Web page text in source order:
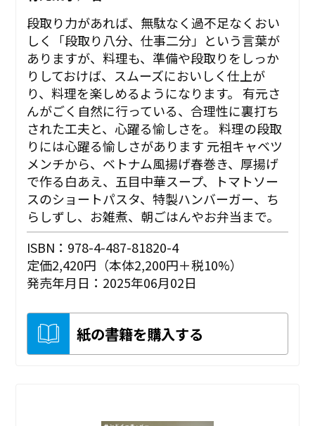
段取り力があれば、無駄なく過不足なくおい
しく「段取り八分、仕事二分」という言葉が
ありますが、料理も、準備や段取りをしっか
りしておけば、スムーズにおいしく仕上が
り、料理を楽しめるようになります。 有元さ
んがごく自然に行っている、合理性に裏打ち
された工夫と、心躍る愉しさを。 ――料理の段取
りには心躍る愉しさがあります 元祖キャベツ
メンチから、ベトナム風揚げ春巻き、厚揚げ
で作る白あえ、五目中華スープ、トマトソー
スのショートパスタ、特製ハンバーガー、ち
らしずし、お雑煮、朝ごはんやお弁当まで。
ISBN：978-4-487-81820-4
定価2,420円（本体2,200円＋税10%）
発売年月日：2025年06月02日
紙の書籍を購入する